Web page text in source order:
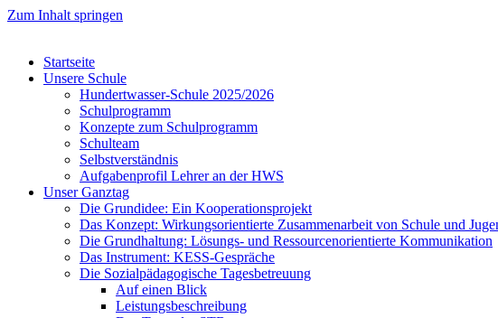
Zum Inhalt springen
Startseite
Unsere Schule
Hundertwasser-Schule 2025/2026
Schulprogramm
Konzepte zum Schulprogramm
Schulteam
Selbst­ver­ständ­nis
Aufgabenprofil Lehrer an der HWS
Unser Ganztag
Die Grundidee: Ein Kooperationsprojekt
Das Konzept: Wirkungsorientierte Zusammenarbeit von Schule und
Die Grundhaltung: Lösungs- und Ressourcenorientierte Kommunikation
Das Instrument: KESS-Gespräche
Die Sozialpädagogische Tagesbetreuung
Auf einen Blick
Leistungsbeschreibung